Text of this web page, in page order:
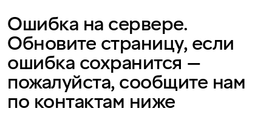
Ошибка на сервере.
Обновите страницу, если
ошибка сохранится —
пожалуйста, сообщите нам
по контактам ниже